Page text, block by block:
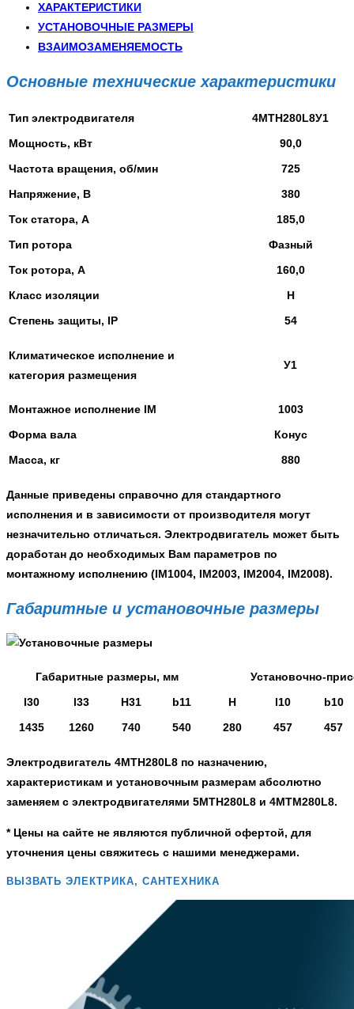
ХАРАКТЕРИСТИКИ
УСТАНОВОЧНЫЕ РАЗМЕРЫ
ВЗАИМОЗАМЕНЯЕМОСТЬ
Основные технические характеристики
Тип электродвигателя
4МТН280L8У1
Мощность, кВт
90,0
Частота вращения, об/мин
725
Напряжение, В
380
Ток статора, А
185,0
Тип ротора
Фазный
Ток ротора, А
160,0
Класс изоляции
Н
Степень защиты, IP
54
Климатическое исполнение и
категория размещения
У1
Монтажное исполнение IM
1003
Форма вала
Конус
Масса, кг
880
Данные приведены справочно для стандартного
исполнения и в зависимости от производителя могут
незначительно отличаться. Электродвигатель может быть
доработан до необходимых Вам параметров по
монтажному исполнению (IM1004, IM2003, IM2004, IM2008).
Габаритные и установочные размеры
Габаритные размеры, мм
Установочно-
l30
l33 H31 b11 H l10
b10
1435
1260 740 540 280 457 457
Электродвигатель 4МТН280L8 по назначению,
характеристикам и установочным размерам абсолютно
заменяем с электродвигателями 5МТН280L8 и 4МТМ280L8.
* Цены на сайте не являются публичной офертой, для
уточнения цены свяжитесь с нашими менеджерами.
ВЫЗВАТЬ ЭЛЕКТРИКА, САНТЕХНИКА